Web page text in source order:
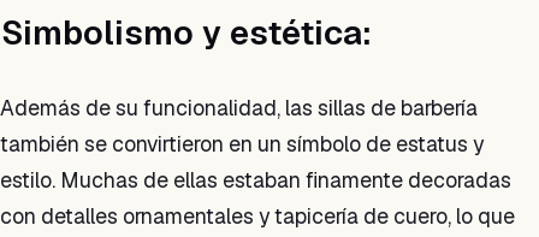
Simbolismo y estética:
Además de su funcionalidad, las sillas de barbería
también se convirtieron en un símbolo de estatus y
estilo. Muchas de ellas estaban finamente decoradas
con detalles ornamentales y tapicería de cuero, lo que